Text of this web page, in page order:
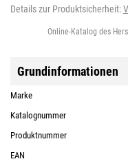
Details zur Produktsicherheit:
Online-Katalog des
Grundinformationen
Marke
Katalognummer
Produktnummer
EAN